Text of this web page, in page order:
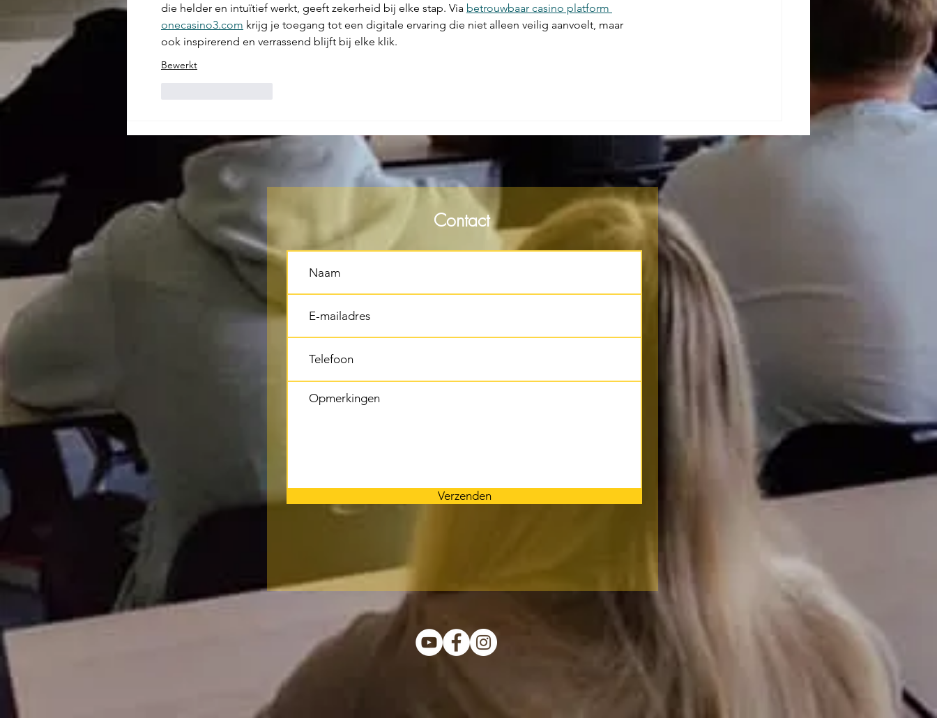
die helder en intuïtief werkt, geeft zekerheid bij elke stap. Via betrouwbaar casino platform
onecasino3.com krijg je toegang tot een digitale ervaring die niet alleen veilig aanvoelt, maar
ook inspirerend en verrassend blijft bij elke klik.
Bewerkt
Contact
Verzenden